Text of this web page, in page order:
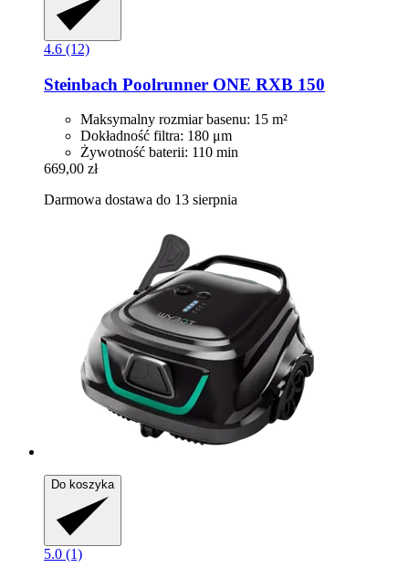
4.6 (12)
Steinbach Poolrunner ONE RXB 150
Maksymalny rozmiar basenu: 15 m²
Dokładność filtra: 180 μm
Żywotność baterii: 110 min
669,00 zł
Darmowa dostawa do 13 sierpnia
Do koszyka
5.0 (1)